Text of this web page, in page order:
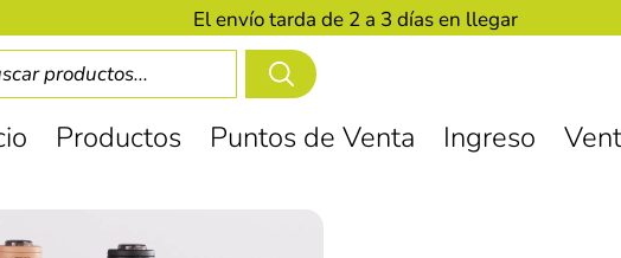
El envío tarda de 2 a 3 días en llegar
Productos Puntos de Venta Ingreso